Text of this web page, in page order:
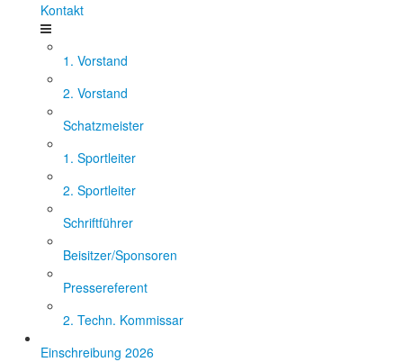
Kontakt
1. Vorstand
2. Vorstand
Schatzmeister
1. Sportleiter
2. Sportleiter
Schriftführer
Beisitzer/Sponsoren
Pressereferent
2. Techn. Kommissar
Einschreibung 2026